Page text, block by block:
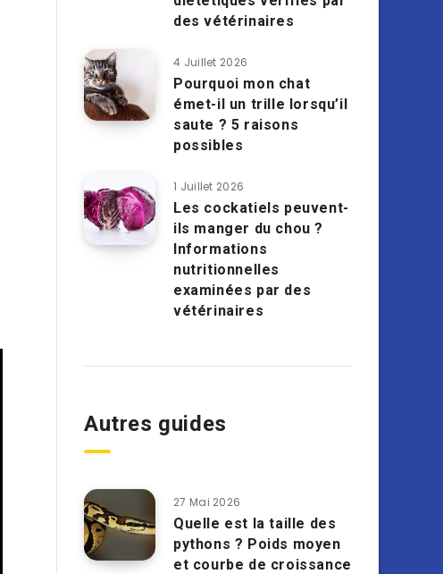
des vétérinaires
4 Juillet 2026
Pourquoi mon chat
émet-il un trille lorsqu’il
saute ? 5 raisons
possibles
1 Juillet 2026
Les cockatiels peuvent-
ils manger du chou ?
Informations
nutritionnelles
examinées par des
vétérinaires
Autres guides
27 Mai 2026
Quelle est la taille des
pythons ? Poids moyen
et courbe de croissance